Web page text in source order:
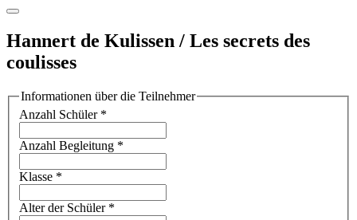
Hannert de Kulissen / Les secrets des
coulisses
Informationen über die Teilnehmer
Anzahl Schüler *
Anzahl Begleitung *
Klasse *
Alter der Schüler *